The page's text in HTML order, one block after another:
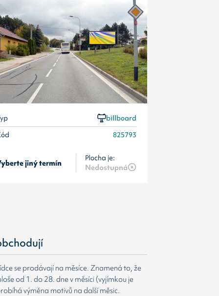
billboard
825793
jiný termín Plocha je:
Nedostupná
se prodávají na měsíce. Znamená to, že
od 1. do 28. dne v měsíci (vyjímkou je
výměna motivů na další měsic.